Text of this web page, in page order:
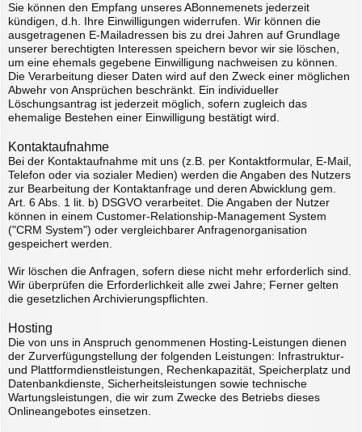
Sie können den Empfang unseres ABonnemenets jederzeit
kündigen, d.h. Ihre Einwilligungen widerrufen. Wir können die
ausgetragenen E-Mailadressen bis zu drei Jahren auf Grundlage
unserer berechtigten Interessen speichern bevor wir sie löschen,
um eine ehemals gegebene Einwilligung nachweisen zu können.
Die Verarbeitung dieser Daten wird auf den Zweck einer möglichen
Abwehr von Ansprüchen beschränkt. Ein individueller
Löschungsantrag ist jederzeit möglich, sofern zugleich das
ehemalige Bestehen einer Einwilligung bestätigt wird.
Kontaktaufnahme
Bei der Kontaktaufnahme mit uns (z.B. per Kontaktformular, E-Mail,
Telefon oder via sozialer Medien) werden die Angaben des Nutzers
zur Bearbeitung der Kontaktanfrage und deren Abwicklung gem.
Art. 6 Abs. 1 lit. b) DSGVO verarbeitet. Die Angaben der Nutzer
können in einem Customer-Relationship-Management System
("CRM System") oder vergleichbarer Anfragenorganisation
gespeichert werden.
Wir löschen die Anfragen, sofern diese nicht mehr erforderlich sind.
Wir überprüfen die Erforderlichkeit alle zwei Jahre; Ferner gelten
die gesetzlichen Archivierungspflichten.
Hosting
Die von uns in Anspruch genommenen Hosting-Leistungen dienen
der Zurverfügungstellung der folgenden Leistungen: Infrastruktur-
und Plattformdienstleistungen, Rechenkapazität, Speicherplatz und
Datenbankdienste, Sicherheitsleistungen sowie technische
Wartungsleistungen, die wir zum Zwecke des Betriebs dieses
Onlineangebotes einsetzen.